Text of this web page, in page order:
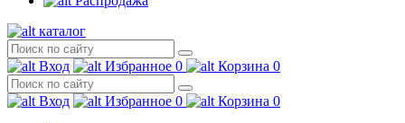
каталог
Вход Избранное 0 Корзина 0
Вход Избранное 0 Корзина 0